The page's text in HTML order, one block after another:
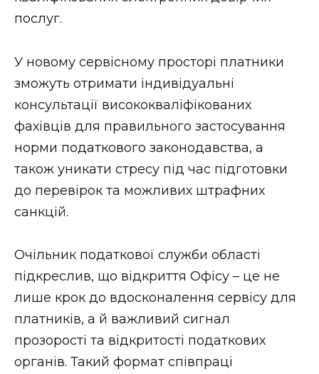
послуг.
У новому сервісному просторі платники
зможуть отримати індивідуальні
консультації висококваліфікованих
фахівців для правильного застосування
норми податкового законодавства, а
також уникати стресу під час підготовки
до перевірок та можливих штрафних
санкцій.
Очільник податкової служби області
підкреслив, що відкриття Офісу – це не
лише крок до вдосконалення сервісу для
платників, а й важливий сигнал
прозорості та відкритості податкових
органів. Такий формат співпраці